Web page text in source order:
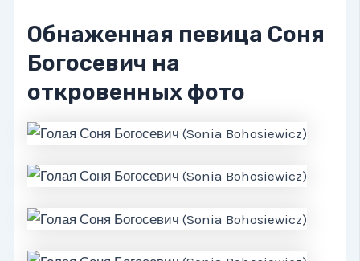
Обнаженная певица Соня
Богосевич на
откровенных фото